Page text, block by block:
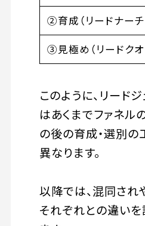
②育成（リードナーチ
③見極め（リードクオ
このように、リード
はあくまでファネル
の後の育成・選別
異なります。
以降では、混同さ
それぞれとの違いを